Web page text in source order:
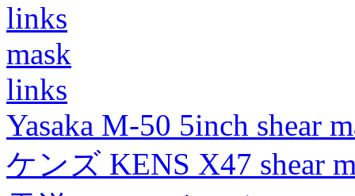
links
mask
links
Yasaka M-50 5inch shear
ケンズ KENS X47 shear